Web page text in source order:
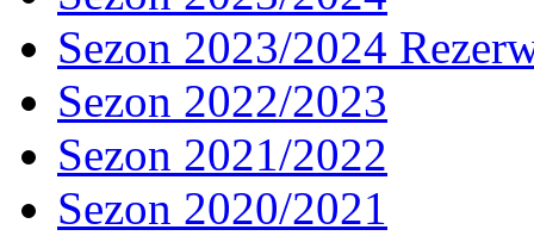
Sezon 2023/2024
Sezon 2022/2023
Sezon 2021/2022
Sezon 2020/2021